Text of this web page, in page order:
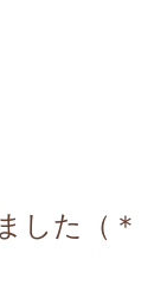
した（＊